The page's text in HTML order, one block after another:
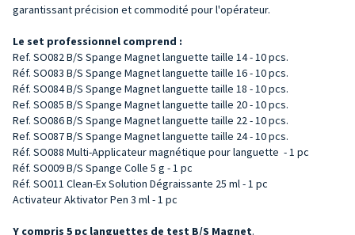
garantissant précision et commodité pour l'opérateur.
Le set professionnel comprend :
Ref. SO082 B/S Spange Magnet languette taille 14 - 10 pcs.
Réf. SO083 B/S Spange Magnet languette taille 16 - 10 pcs.
Réf. SO084 B/S Spange Magnet languette taille 18 - 10 pcs.
Ref. SO085 B/S Spange Magnet languette taille 20 - 10 pcs.
Ref. SO086 B/S Spange Magnet languette taille 22 - 10 pcs.
Ref. SO087 B/S Spange Magnet languette taille 24 - 10 pcs.
Réf. SO088 Multi-Applicateur magnétique pour languette - 1 pc
Réf. SO009 B/S Spange Colle 5 g - 1 pc
Réf. SO011 Clean-Ex Solution Dégraissante 25 ml - 1 pc
Activateur Aktivator Pen 3 ml - 1 pc
Y compris 5 pc languettes de test B/S Magnet.